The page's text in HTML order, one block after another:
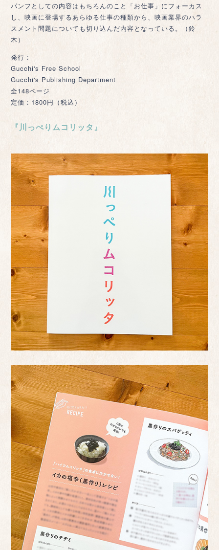
パンフとしての内容はもちろんのこと「お仕事」にフォーカス
し、映画に登場するあらゆる仕事の種類から、映画業界のハラ
スメント問題についても切り込んだ内容となっている。（鈴
木）
発行：
Gucchi's Free School
Gucchi's Publishing Department
全148ページ
定価：1800円（税込）
『川っぺりムコリッタ』